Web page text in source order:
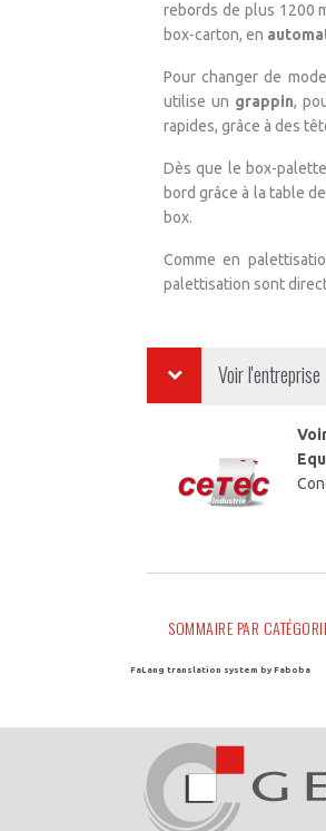
rebords de plus 1200
box-carton, en
Pour changer de
utilise un grappin,
rapides, grâce à des
Dès que le box-
bord grâce à la table
box.
Comme en
palettisation sont
Voir l'entreprise
SOMMAIRE PAR
FaLang translation system by Faboba